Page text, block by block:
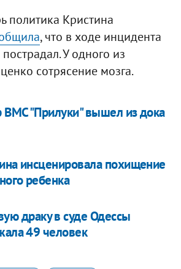
политика Кристина
, что в ходе инцидента
У одного из
сотрясение мозга.
ВМС "Прилуки" вышел из дока
инсценировала похищение
ребенка
драку в суде Одессы
49 человек